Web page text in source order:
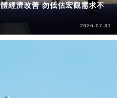
經濟改善 勿低估宏觀需求不
2026-07-31